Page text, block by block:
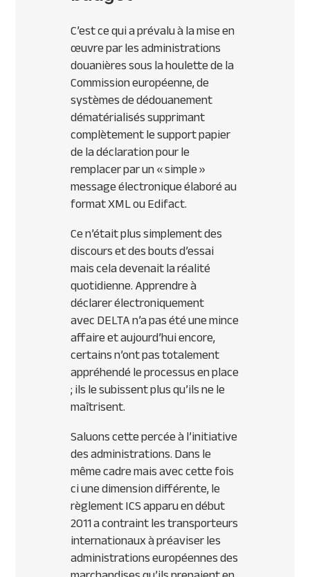
C’est ce qui a prévalu à la mise en
œuvre par les administrations
douanières sous la houlette de la
Commission européenne, de
systèmes de dédouanement
dématérialisés supprimant
complètement le support papier
de la déclaration pour le
remplacer par un « simple »
message électronique élaboré au
formatXMLou Edifact.
Ce n’était plus simplement des
discours et des bouts d’essai
mais cela devenait la réalité
quotidienne. Apprendre à
déclarer électroniquement
avecDELTAn’a pas été une mince
affaire et aujourd’hui encore,
certains n’ont pas totalement
appréhendé le processus en place
; ils le subissent plus qu’ils ne le
maîtrisent.
Saluons cette percée à l’initiative
des administrations. Dans le
même cadre mais avec cette fois
ci une dimension différente, le
règlementICSapparu en début
2011 a contraint les transporteurs
internationaux à préaviser les
administrations européennes des